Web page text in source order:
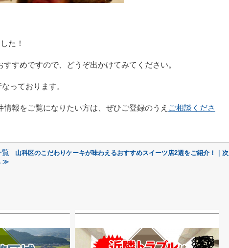
た！
すめですので、どうぞ出かけてみてください。
っております。
報をご覧になりたい方は、ぜひご登録のうえ ご相談くださ
覧
山科区のこだわりケーキが味わえるおすすめスイーツ店2選をご紹介！｜次
≫